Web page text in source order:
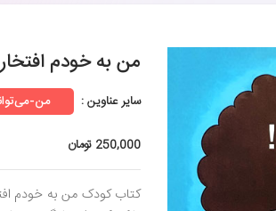
من به خودم
سایر عناوین : من-
250,000 تومان
کتاب کودک من به خودم